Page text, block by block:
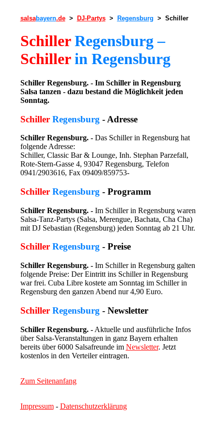
salsabayern.de> DJ-Partys> Regensburg > Schiller
Schiller Regensburg –
Schiller in Regensburg
Schiller Regensburg. - Im Schiller in Regensburg
Salsa tanzen - dazu bestand die Möglichkeit jeden
Sonntag.
Schiller Regensburg - Adresse
Schiller Regensburg. -Das Schiller in Regensburg hat
folgende Adresse:
Schiller, Classic Bar & Lounge, Inh. Stephan Parzefall,
Rote-Stern-Gasse 4, 93047 Regensburg, Telefon
0941/2903616, Fax 09409/859753-
Schiller Regensburg - Programm
Schiller Regensburg. -Im Schiller in Regensburg waren
Salsa-Tanz-Partys (Salsa, Merengue, Bachata, Cha Cha)
mit DJ Sebastian (Regensburg) jeden Sonntag ab 21 Uhr.
Schiller Regensburg- Preise
Schiller Regensburg. -Im Schiller in Regensburg galten
folgende Preise: Der Eintritt ins Schiller in Regensburg
war frei. Cuba Libre kostete am Sonntag im Schiller in
Regensburg den ganzen Abend nur 4,90 Euro.
Schiller Regensburg - Newsletter
Schiller Regensburg. -Aktuelle und ausführliche Infos
über Salsa-Veranstaltungen in ganz Bayern erhalten
bereits über 6000 Salsafreunde im Newsletter. Jetzt
kostenlos in den Verteiler eintragen.
Zum Seitenanfang
Impressum- Datenschutzerklärung